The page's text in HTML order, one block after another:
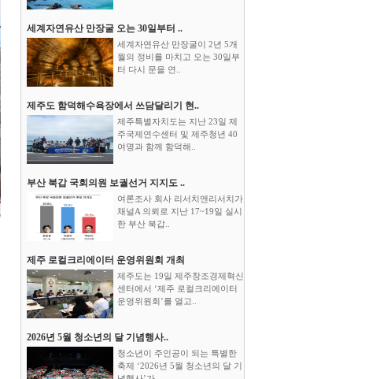
세계자연유산 만장굴 오는 30일부터 ..
세계자연유산 만장굴이 2년 5개
월의 정비를 마치고 오는 30일부
터 다시 문을 연..
제주도 함덕해수욕장에서 쓰담달리기 현..
제주특별자치도는 지난 23일 제
주국제연수센터 및 제주청년 40
여명과 함께 함덕해..
부산 북갑 국회의원 보궐선거 지지도 ..
여론조사 회사 리서치앤리서치가
채널A 의뢰로 지난 17~19일 실시
한 부산 북갑..
제주 로컬크리에이터 운영위원회 개최
제주도는 19일 제주창조경제혁신
센터에서 ‘제주 로컬크리에이터
운영위원회’를 열고..
2026년 5월 청소년의 달 기념행사..
청소년이 주인공이 되는 특별한
축제 ‘2026년 5월 청소년의 달 기